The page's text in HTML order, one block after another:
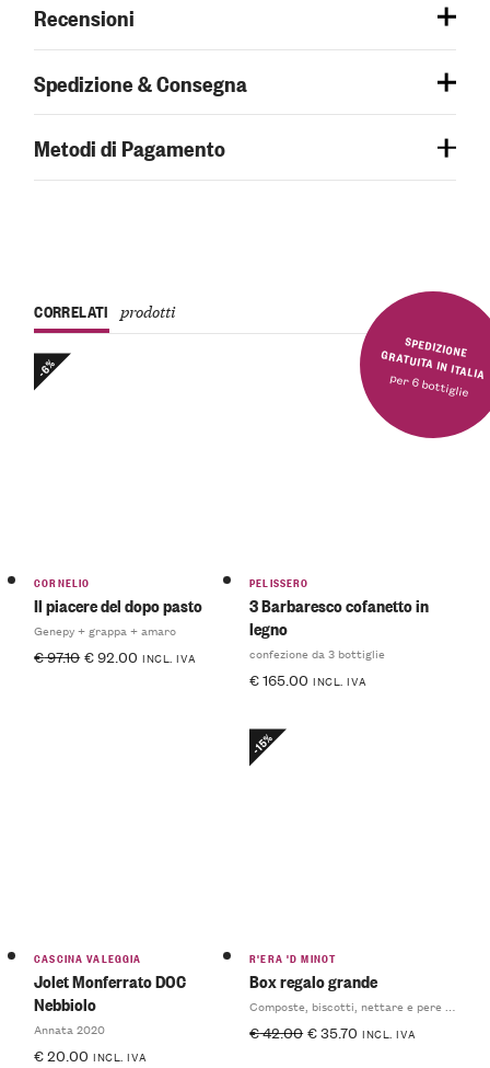
Recensioni
Spedizione & Consegna
Metodi di Pagamento
SPEDIZIONE GRATUITA IN ITALIA
per 6 bottiglie
CORRELATI prodotti
-6%
CORNELIO
Il piacere del dopo pasto
Genepy + grappa + amaro
€97.10 €92.00 INCL. IVA
PELISSERO
3 Barbaresco cofanetto in
legno
confezione da 3 bottiglie
€165.00 INCL. IVA
CASCINA VALEGGIA
Jolet Monferrato DOC
Nebbiolo
Annata 2020
€20.00 INCL. IVA
-15%
R'ERA 'D MINOT
Box regalo grande
Composte, biscotti, nettare e pere sciroppate
€42.00 €35.70 INCL. IVA